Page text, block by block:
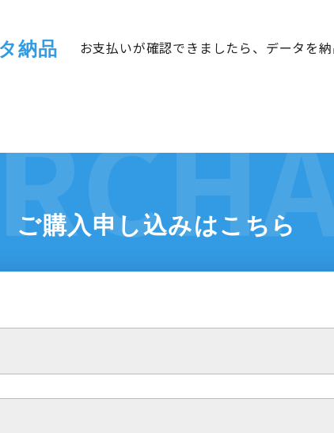
納品 お支払いが確認できましたら、データを
ご購入申し込みはこちら